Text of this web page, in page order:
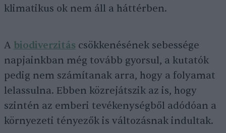
klimatikus ok nem áll a háttérben.
A biodiverzitás csökkenésének sebessége
napjainkban még tovább gyorsul, a kutatók
pedig nem számítanak arra, hogy a folyamat
lelassulna. Ebben közrejátszik az is, hogy
szintén az emberi tevékenységből adódóan a
környezeti tényezők is változásnak indultak.